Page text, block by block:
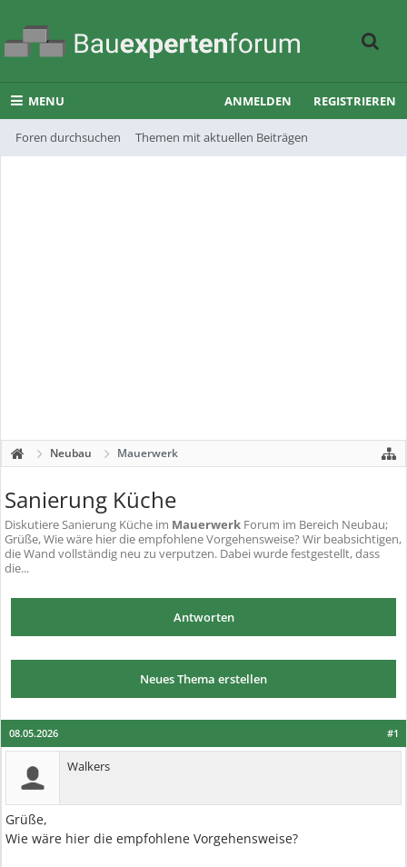
MENU
Foren durchsuchen Themen mit aktuellen Beiträgen
ANMELDEN REGISTRIEREN
Neubau Mauerwerk
Sanierung Küche
DiskutiereSanierung Küche im Mauerwerk Forum im Bereich Neubau;
Grüße, Wie wäre hier die empfohlene Vorgehensweise? Wir beabsichtigen,
die Wand vollständig neu zu verputzen. Dabei wurde festgestellt, dass
die...
Antworten
Neues Thema erstellen
#1
08.05.2026
Walkers
Grüße,
Wie wäre hier die empfohlene Vorgehensweise?